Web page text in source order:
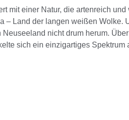
mit einer Natur, die artenreich
– Land der langen weißen
nicht drum herum.
sich ein einzigartiges